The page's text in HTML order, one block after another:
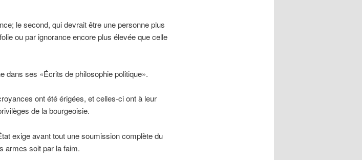
le second, qui devrait être une personne plus
ou par ignorance encore plus élevée que celle
dans ses «Écrits de philosophie politique».
ont été érigées, et celles-ci ont à leur
de la bourgeoisie.
exige avant tout une soumission complète du
armes soit par la faim.